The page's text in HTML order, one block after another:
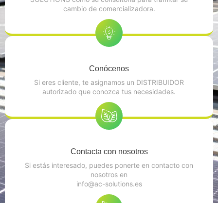
cambio de comercializadora.
Conócenos
Si eres cliente, te asignamos un DISTRIBUIDOR
autorizado que conozca tus necesidades.
Contacta con nosotros
Si estás interesado, puedes ponerte en contacto con
nosotros en
info@ac-solutions.es